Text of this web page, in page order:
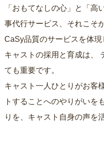
「おもてなしの心」と「高
事代行サービス、それこそ
CaSy品質のサービスを体
キャストの採用と育成は、
ても重要です。
キャスト一人ひとりがお客
トすることへのやりがいを
りを、キャスト自身の声を